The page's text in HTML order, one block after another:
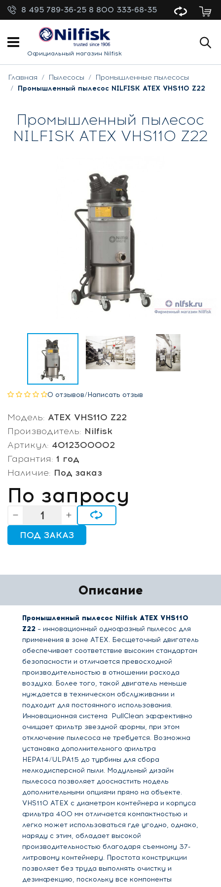
8 495 789-36-25 8 800 333-68-35
Официальный магазин Nilfisk
Главная Пылесосы
Промышленные пылесосы
Промышленный пылесос NILFISK ATEX VHS110 Z22
Промышленный пылесос
NILFISK ATEX VHS110 Z22
0 отзывов/Написать отзыв
Модель: ATEX VHS110 Z22
Производитель: Nilfisk
Артикул: 4012300002
Гарантия: 1 год
Наличие: Под заказ
По запросу
ПОД ЗАКАЗ
Описание
Промышленный пылесос Nilfisk ATEX VHS110
Z22 – инновационный однофазный пылесос для
применения в зоне ATEX. Бесщеточный двигатель
обеспечивает соответствие высоким стандартам
безопасности и отличается превосходной
производительностью в отношении расхода
воздуха. Более того, такой двигатель меньше
нуждается в техническом обслуживании и
подходит для постоянного использования.
Инновационная система PullClean эффективно
очищает фильтр звездной формы, при этом
отключение пылесоса не требуется. Возможна
установка дополнительного фильтра
HEPA14/ULPA15 до турбины для сбора
мелкодисперсной пыли. Модульный дизайн
пылесоса позволяет дооснастить модель
дополнительными опциями прямо на объекте.
VHS110 ATEX с диаметром контейнера и корпуса
фильтра 400 мм отличается компактностью и
легко может использоваться где угодно, однако,
наряду с этим, обладает высокой
производительностью благодаря съемному 37-
литровому контейнеру. Простота конструкции
позволяет без труда выполнять очистку и
дезинфекцию, поскольку все компоненты